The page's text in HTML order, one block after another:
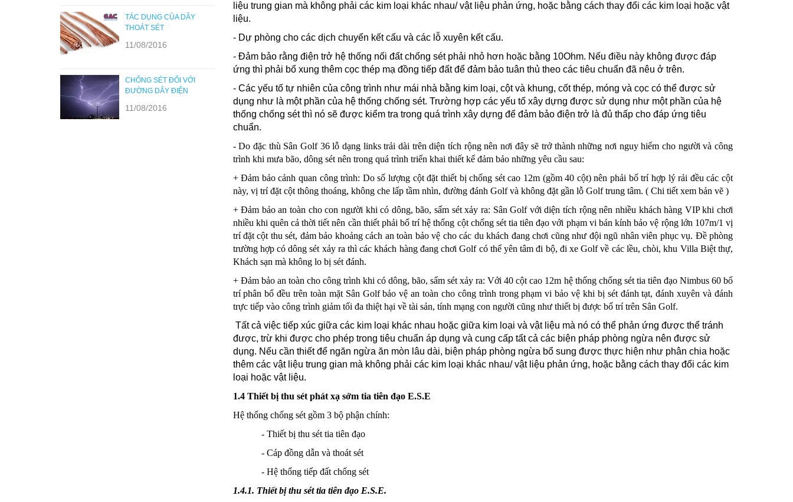
liệu trung gian mà không phải các kim loại khác nhau/ vật liệu phản ứng, hoặc bằng cách thay đổi các kim loại hoặc vật
liệu.
- Dự phòng cho các dịch chuyển kết cấu và các lỗ xuyên kết cấu.
- Đảm bảo rằng điện trở hệ thống nối đất chống sét phải nhỏ hơn hoặc bằng 10Ohm. Nếu điều này không được đáp
ứng thì phải bổ xung thêm cọc thép mạ đồng tiếp đất để đảm bảo tuân thủ theo các tiêu chuẩn đã nêu ở trên.
- Các yếu tố tự nhiên của công trình như mái nhà bằng kim loại, cột và khung, cốt thép, móng và cọc có thể được sử
dụng như là một phần của hệ thống chống sét. Trường hợp các yếu tố xây dựng được sử dụng như một phần của hệ
thống chống sét thì nó sẽ được kiểm tra trong quá trình xây dựng để đảm bảo điện trở là đủ thấp cho đáp ứng tiêu
chuẩn.
- Do đặc thù Sân Golf 36 lỗ dạng links trải dài trên diện tích rộng nên nơi đây sẽ trở thành những nơi nguy hiểm cho người và công
trình khi mưa bão, dông sét nên trong quá trình triển khai thiết kế đảm bảo những yêu cầu sau:
+ Đảm bảo cảnh quan công trình: Do số lượng cột đặt thiết bị chống sét cao 12m (gồm 40 cột) nên phải bố trí hợp lý rải đều các cột
này, vị trí đặt cột thông thoáng, không che lấp tầm nhìn, đường đánh Golf và không đặt gần lỗ Golf trung tâm. ( Chi tiết xem bản vẽ )
+ Đảm bảo an toàn cho con người khi có dông, bão, sấm sét xảy ra: Sân Golf với diện tích rộng nên nhiều khách hàng VIP khi chơi
nhiều khi quên cả thời tiết nên cần thiết phải bố trí hệ thống cột chống sét tia tiên đạo với phạm vi bán kính bảo vệ rộng lớn 107m/1 vị
trí đặt cột thu sét, đảm bảo khoảng cách an toàn bảo vệ cho các du khách đang chơi cũng như đội ngũ nhân viên phục vụ. Đề phòng
trường hợp có dông sét xảy ra thì các khách hàng đang chơi Golf có thể yên tâm đi bộ, đi xe Golf về các lều, chòi, khu Villa Biệt thự,
Khách sạn mà không lo bị sét đánh.
+ Đảm bảo an toàn cho công trình khi có dông, bão, sấm sét xảy ra: Với 40 cột cao 12m hệ thống chống sét tia tiên đạo Nimbus 60 bố
trí phân bố đều trên toàn mặt Sân Golf bảo vệ an toàn cho công trình trong phạm vi bảo vệ khi bị sét đánh tạt, đánh xuyên và đánh
trực tiếp vào công trình giảm tối đa thiệt hại về tài sản, tính mạng con người cũng như thiết bị được bố trí trên Sân Golf.
Tất cả việc tiếp xúc giữa các kim loại khác nhau hoặc giữa kim loại và vật liệu mà nó có thể phản ứng được thể tránh
được, trừ khi được cho phép trong tiêu chuẩn áp dụng và cung cấp tất cả các biện pháp phòng ngừa nên được sử
dụng. Nếu cần thiết để ngăn ngừa ăn mòn lâu dài, biện pháp phòng ngừa bổ sung được thực hiện như phân chia hoặc
thêm các vật liệu trung gian mà không phải các kim loại khác nhau/ vật liệu phản ứng, hoặc bằng cách thay đổi các kim
loại hoặc vật liệu.
1.4 Thiết bị thu sét phát xạ sớm tia tiên đạo E.S.E
Hệ thống chống sét gồm 3 bộ phận chính:
- Thiết bị thu sét tia tiên đạo
- Cáp đồng dẫn và thoát sét
- Hệ thống tiếp đất chống sét
1.4.1. Thiết bị thu sét tia tiên đạo E.S.E.
TÁC DỤNG CỦA DÂY
THOÁT SÉT
11/08/2016
CHỐNG SÉT ĐỐI VỚI
ĐƯỜNG DÂY ĐIỆN
11/08/2016